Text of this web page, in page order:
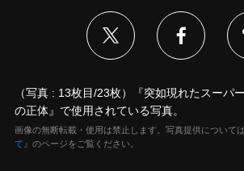
（写真 : 13枚目/23枚）『突如現れたスーパ
の正体』で使用されている写真。
画像の無断転載・使用は禁止します。写真提供について
て 』のページをご覧ください。